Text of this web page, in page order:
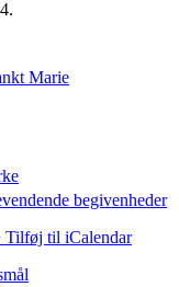
Marie
begivenheder
Tilføj til iCalendar